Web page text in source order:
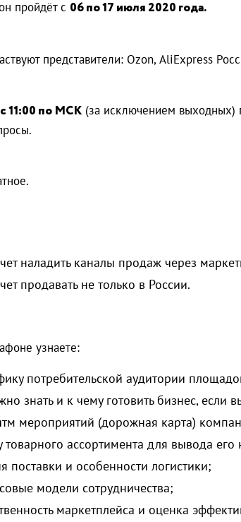
пройдёт с 06 по 17 июля 2020 года.
представители: Оzon, АliЕxpress
11:00 по МСК (за исключением выходных)
наладить каналы продаж через
продавать не только в России.
узнаете:
потребительской аудитории
знать и к чему готовить бизнес, если
мероприятий (дорожная карта)
ассортимента для вывода его
и особенности логистики;
модели сотрудничества;
маркетплейса и оценка